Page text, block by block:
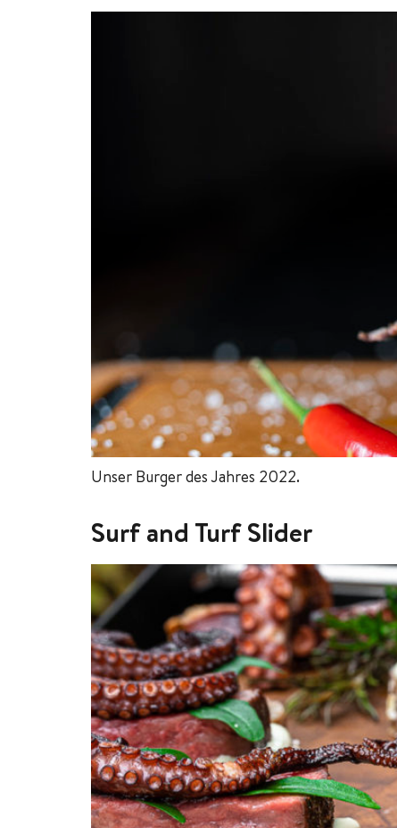
Unser Burger des Jahres 2022.
Surf and Turf Slider